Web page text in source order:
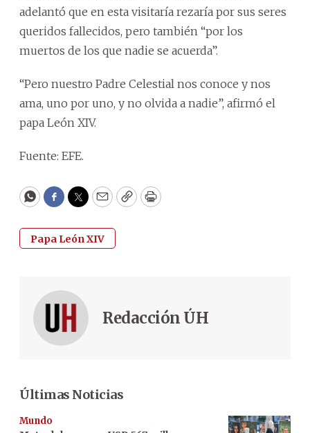
adelantó que en esta visitaría rezaría por sus seres
queridos fallecidos, pero también “por los
muertos de los que nadie se acuerda”.
“Pero nuestro Padre Celestial nos conoce y nos
ama, uno por uno, y no olvida a nadie”, afirmó el
papa León XIV.
Fuente: EFE.
WhatsApp
Facebook
Twitter
EmailCopyPrint
Papa León XIV
Redacción ÚH
Últimas Noticias
Mundo